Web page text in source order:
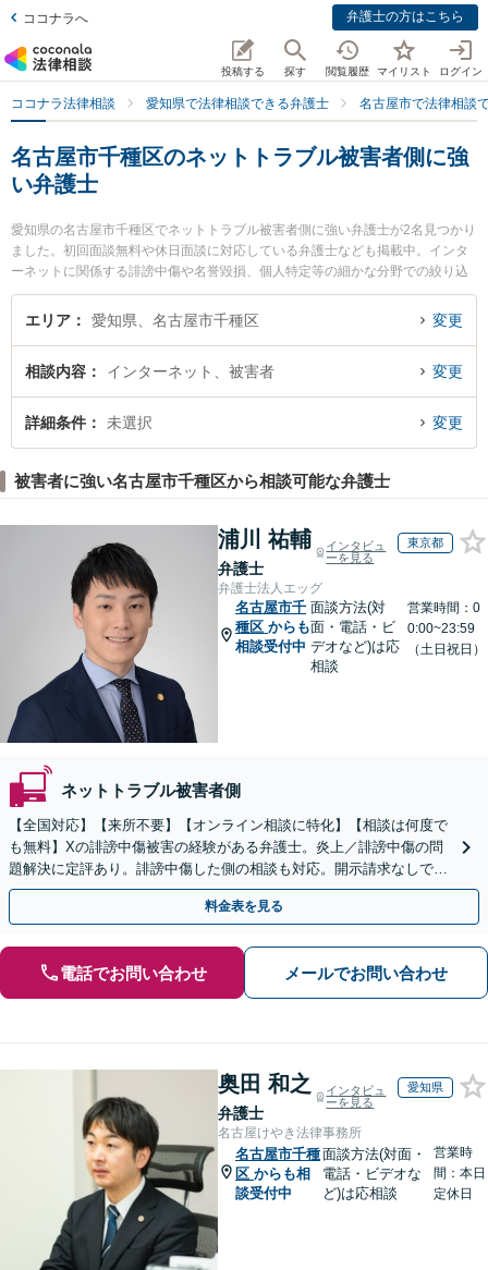
ココナラへ 弁護士の方はこちら
投稿する 探す 閲覧履歴 マイリスト ログイン
ココナラ法律相談 愛知県で法律相談できる弁護士 名古屋市で法律相談
名古屋市千種区のネットトラブル被害者側に強
い弁護士
愛知県の名古屋市千種区でネットトラブル被害者側に強い弁護士が2名見つかり
ました。初回面談無料や休日面談に対応している弁護士なども掲載中。インタ
ーネットに関係する誹謗中傷や名誉毀損、個人特定等の細かな分野での絞り込
み検索もでき便利です。特に星ヶ丘法律事務所の宮城 佳典弁護士や弁護士法人
名古屋北法律事務所 ちくさ事務所の村上 光平弁護士のプロフィール情報や弁護
ットトラブル被害者側のトラブル解決の実績豊富な近くの弁護士を検索した
い』『初回相談無料でネットトラブル被害者側を法律相談できる名古屋市千種
区内の弁護士に相談予約したい』などでお困りの相談者さんにおすすめです。
エリア 愛知県、名古屋市千種区 変更
相談内容 インターネット、被害者 変更
詳細条件 未選択 変更
被害者に強い名古屋市千種区から相談可能な弁護士
浦川 祐輔
弁護士
インタビュ
ーを見る
東京都
弁護士法人エッグ
名古屋市千
種区 からも
相談受付中
面談方法(対
面・電話・ビ
デオなど)は応
相談
営業時間：0
0:00~23:59
（土日祝日）
ネットトラブル被害者側
【全国対応】【来所不要】【オンライン相談に特化】【相談は何度で
も無料】Xの誹謗中傷被害の経験がある弁護士。炎上／誹謗中傷の問
題解決に定評あり。誹謗中傷した側の相談も対応。開示請求なしで本
人の特定ができる場合もあり。
料金表を見る
電話でお問い合わせ メールでお問い合わせ
奥田 和之
弁護士
インタビュ
ーを見る
愛知県
名古屋けやき法律事務所
名古屋市千種
区 からも相
談受付中
面談方法(対面・
電話・ビデオな
ど)は応相談
営業時
間：本日
定休日